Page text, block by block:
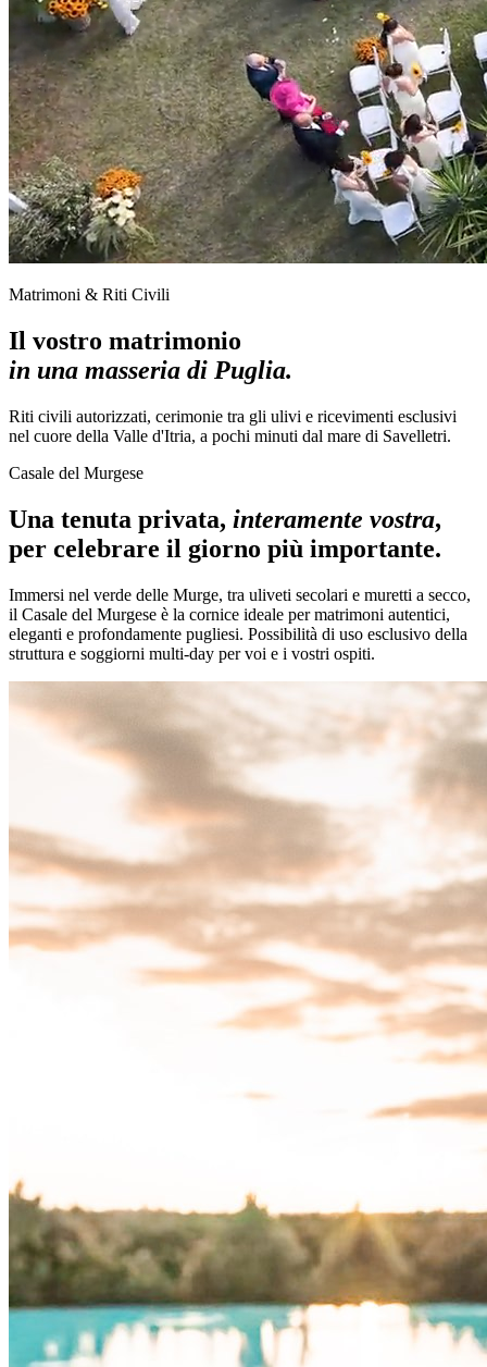
Matrimoni & Riti Civili
Il vostro matrimonio
in una masseria di Puglia.
Riti civili autorizzati, cerimonie tra gli ulivi e ricevimenti esclusivi
nel cuore della Valle d'Itria, a pochi minuti dal mare di Savelletri.
Casale del Murgese
Una tenuta privata, interamente vostra,
per celebrare il giorno più importante.
Immersi nel verde delle Murge, tra uliveti secolari e muretti a secco,
il Casale del Murgese è la cornice ideale per matrimoni autentici,
eleganti e profondamente pugliesi. Possibilità di uso esclusivo della
struttura e soggiorni multi-day per voi e i vostri ospiti.